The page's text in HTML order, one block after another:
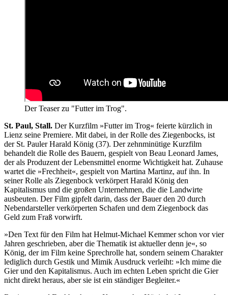
Der Teaser zu "Futter im Trog".
St. Paul, Stall. Der Kurzfilm »Futter im Trog« feierte kürzlich in
Lienz seine Premiere. Mit dabei, in der Rolle des Ziegenbocks, ist
der St. Pauler Harald König (37). Der zehnminütige Kurzfilm
behandelt die Rolle des Bauern, gespielt von Beau Leonard James,
der als Produzent der Lebensmittel enorme Wichtigkeit hat. Zuhause
wartet die »Frechheit«, gespielt von Martina Martinz, auf ihn. In
seiner Rolle als Ziegenbock verkörpert Harald König den
Kapitalismus und die großen Unternehmen, die die Landwirte
ausbeuten. Der Film gipfelt darin, dass der Bauer den 20 durch
Nebendarsteller verkörperten Schafen und dem Ziegenbock das
Geld zum Fraß vorwirft.
»Den Text für den Film hat Helmut-Michael Kemmer schon vor vier
Jahren geschrieben, aber die Thematik ist aktueller denn je«, so
König, der im Film keine Sprechrolle hat, sondern seinem Charakter
lediglich durch Gestik und Mimik Ausdruck verleiht: »Ich mime die
Gier und den Kapitalismus. Auch im echten Leben spricht die Gier
nicht direkt heraus, aber sie ist ein ständiger Begleiter.«